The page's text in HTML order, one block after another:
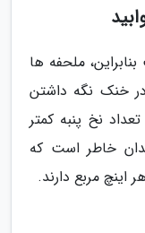
ملحفه ها
در خنک نگه داشتن
نخ پنبه کمتر
خاطر است که
اینچ مربع دارند.